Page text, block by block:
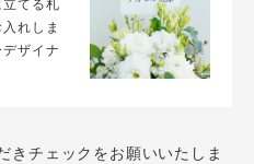
てる札
れしま
ザイナ
きチェックをお願いいたしま